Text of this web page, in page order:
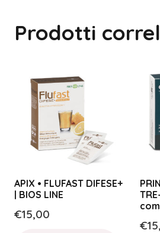
Prodotti
APIX • FLUFAST DIFESE+
| BIOS LINE
€15,00
€